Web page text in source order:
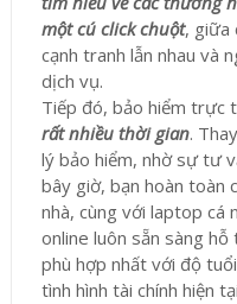
một cú click chuột, giữa
cạnh tranh lẫn nhau và
dịch vụ.
Tiếp đó, bảo hiểm trực
rất nhiều thời gian.
lý bảo hiểm, nhờ sự tư
bây giờ, bạn hoàn toàn
nhà, cùng với laptop cá
online luôn sẵn sàng
phù hợp nhất với độ
tình hình tài chính hiện